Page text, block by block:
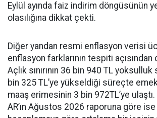
Eylül ayında faiz indirim döngüsünün
olasılığına dikkat çekti.
Diğer yandan resmi enflasyon verisi
enflasyon farklarının tespiti açısından
Açlık sınırının 36 bin 940 TL yoksulluk
bin 325 TL’ye yükseldiği süreçte
maaş erimesinin 3 bin 972TL’ye ulaştı.
AR’ın Ağustos 2026 raporuna göre